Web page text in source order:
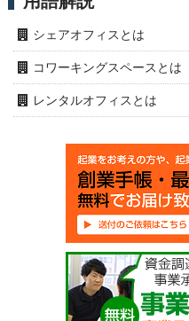
シェアオフィスとは
コワーキングスペースとは
レンタルオフィスとは